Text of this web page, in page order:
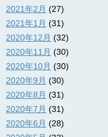
2021年2月 (27)
2021年1月 (31)
2020年12月 (32)
2020年11月 (30)
2020年10月 (30)
2020年9月 (30)
2020年8月 (31)
2020年7月 (31)
2020年6月 (28)